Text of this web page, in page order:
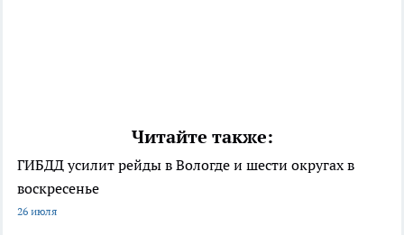
Читайте также:
ГИБДД усилит рейды в Вологде и шести округах в
воскресенье
26 июля